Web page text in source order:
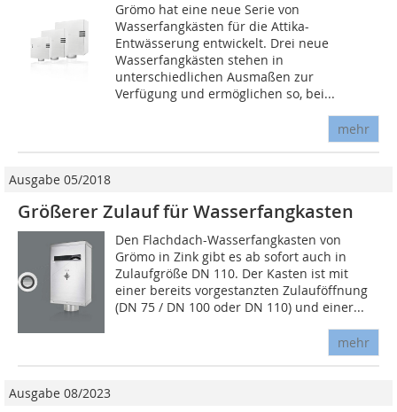
Grömo hat eine neue Serie von
Wasserfangkästen für die Attika-
Entwässerung entwickelt. Drei neue
Wasserfangkästen stehen in
unterschiedlichen Ausmaßen zur
Verfügung und ermöglichen so, bei...
mehr
Ausgabe 05/2018
Größerer Zulauf für Wasserfangkasten
Den Flachdach-Wasserfangkasten von
Grömo in Zink gibt es ab sofort auch in
Zulaufgröße DN 110. Der Kasten ist mit
einer bereits vorgestanzten Zulauföffnung
(DN 75 / DN 100 oder DN 110) und einer...
mehr
Ausgabe 08/2023